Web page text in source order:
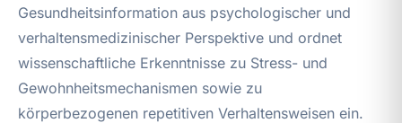
Gesundheitsinformation aus psychologischer und
verhaltensmedizinischer Perspektive und ordnet
wissenschaftliche Erkenntnisse zu Stress- und
Gewohnheitsmechanismen sowie zu
körperbezogenen repetitiven Verhaltensweisen ein.